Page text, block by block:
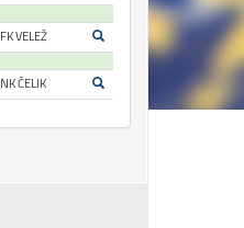
FK VELEŽ
NK ČELIK